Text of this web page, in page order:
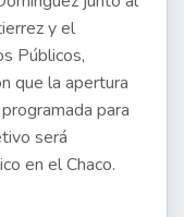
y el
Públicos,
que la apertura
para
será
en el Chaco.